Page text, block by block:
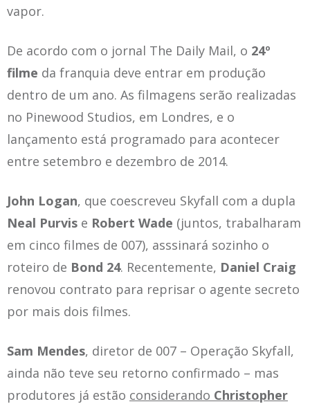
vapor.
De acordo com o jornal The Daily Mail, o 24º
filme da franquia deve entrar em produção
dentro de um ano. As filmagens serão realizadas
no Pinewood Studios, em Londres, e o
lançamento está programado para acontecer
entre setembro e dezembro de 2014.
John Logan, que coescreveu Skyfall com a dupla
Neal Purvis e Robert Wade (juntos, trabalharam
em cinco filmes de 007), asssinará sozinho o
roteiro de Bond 24. Recentemente, Daniel Craig
renovou contrato para reprisar o agente secreto
por mais dois filmes.
Sam Mendes, diretor de 007 – Operação Skyfall,
ainda não teve seu retorno confirmado – mas
produtores já estão considerando Christopher